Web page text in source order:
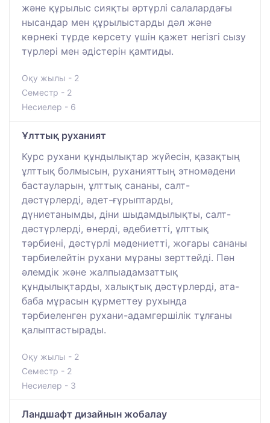
және құрылыс сияқты әртүрлі салалардағы
нысандар мен құрылыстарды дәл және
көрнекі түрде көрсету үшін қажет негізгі сызу
түрлері мен әдістерін қамтиды.
Оқу жылы - 2
Семестр - 2
Несиелер - 6
Ұлттық руханият
Курс рухани құндылықтар жүйесін, қазақтың
ұлттық болмысын, руханияттың этномәдени
бастауларын, ұлттық сананы, салт-
дәстүрлерді, әдет-ғұрыптарды,
дүниетанымды, діни шыдамдылықты, салт-
дәстүрлерді, өнерді, әдебиетті, ұлттық
тәрбиені, дәстүрлі мәдениетті, жоғары сананы
тәрбиелейтін рухани мұраны зерттейді. Пән
әлемдік және жалпыадамзаттық
құндылықтарды, халықтық дәстүрлерді, ата-
баба мұрасын құрметтеу рухында
тәрбиеленген рухани-адамгершілік тұлғаны
қалыптастырады.
Оқу жылы - 2
Семестр - 2
Несиелер - 3
Ландшафт дизайнын жобалау